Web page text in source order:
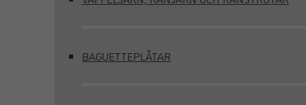
BAGUETTEPLÅTAR